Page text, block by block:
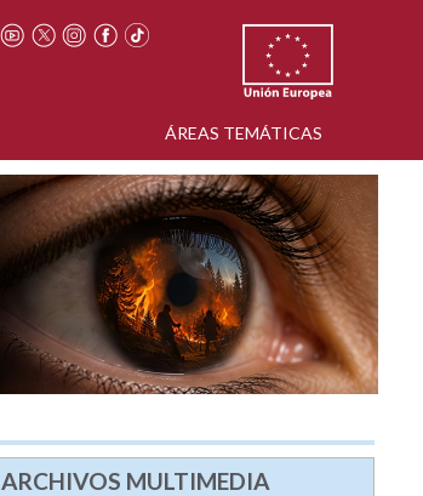
ÁREAS TEMÁTICAS
ARCHIVOS MULTIMEDIA